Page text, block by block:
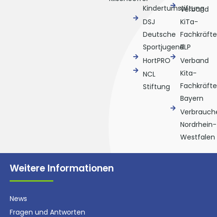
Kinderturnstiftung
DSJ
Deutsche
Sportjugend
HortPRO
NCL
Stiftung
Verband
KiTa-
Fachkräfte
RLP
Verband
Kita-
Fachkräfte
Bayern
Nordrhein-
Westfalen
Weitere Informationen
News
Fragen und Antworten